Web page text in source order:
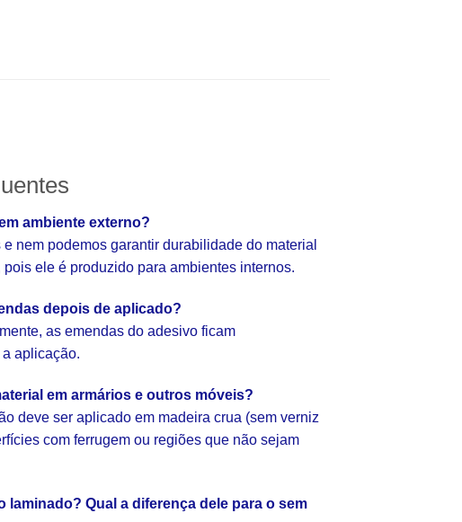
ambiente externo?
nem podemos garantir durabilidade do material
pois ele é produzido para ambientes internos.
depois de aplicado?
as emendas do adesivo ficam
aplicação.
em armários e outros móveis?
deve ser aplicado em madeira crua (sem verniz
com ferrugem ou regiões que não sejam
laminado? Qual a diferença dele para o sem